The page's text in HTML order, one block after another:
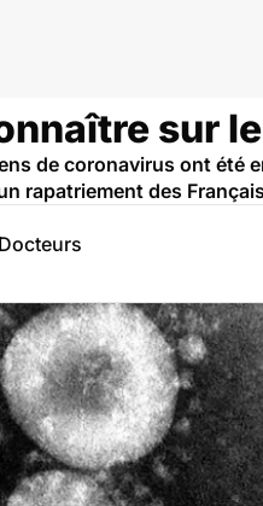
sur
de coronavirus ont été
rapatriement des